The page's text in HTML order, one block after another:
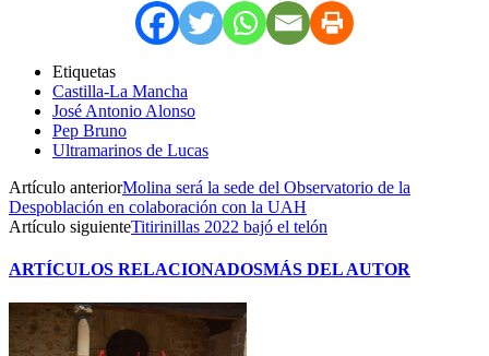
Etiquetas
Castilla-La Mancha
José Antonio Alonso
Pep Bruno
Ultramarinos de Lucas
Artículo anteriorMolina será la sede del Observatorio de la
Despoblación en colaboración con la UAH
Artículo siguienteTitirinillas 2022 bajó el telón
ARTÍCULOS RELACIONADOSMÁS DEL AUTOR